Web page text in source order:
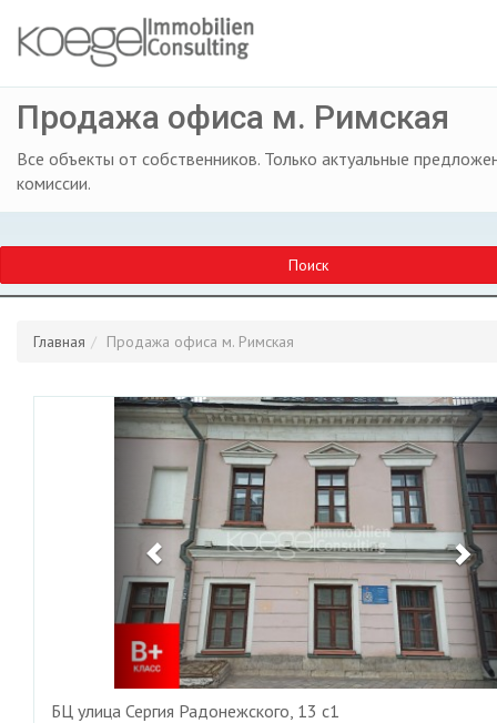
Продажа офиса м. Римская
Все объекты от собственников. Только актуальные
комиссии.
Поиск
Главная Продажа офиса м. Римская
Previous
БЦ улица Сергия Радонежского, 13 с1